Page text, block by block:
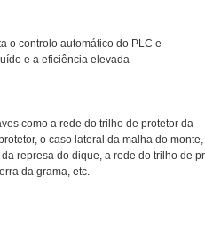
o controlo automático do PLC e
e a eficiência elevada
como a rede do trilho de protetor da
o caso lateral da malha do monte,
represa do dique, a rede do trilho de
da grama, etc.